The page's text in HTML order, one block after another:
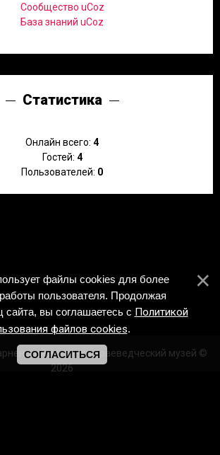
Сообщество uCoz
База знаний uCoz
Статистика
Онлайн всего: 4
Гостей: 4
Пользователей: 0
историко-краеведческий музей ©
2026
файлы cookies для более
пользователя. Продолжая
сайта, вы соглашаетесь с Политикой
файлов cookies.
СОГЛАСИТЬСЯ